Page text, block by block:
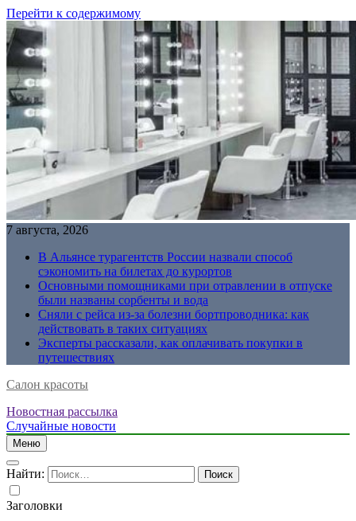
Перейти к содержимому
7 августа, 2026
В Альянсе турагентств России назвали способ
сэкономить на билетах до курортов
Основными помощниками при отравлении в отпуске
были названы сорбенты и вода
Сняли с рейса из-за болезни бортпроводника: как
действовать в таких ситуациях
Эксперты рассказали, как оплачивать покупки в
путешествиях
Салон красоты
Новостная рассылка
Случайные новости
Меню
Найти:
Заголовки